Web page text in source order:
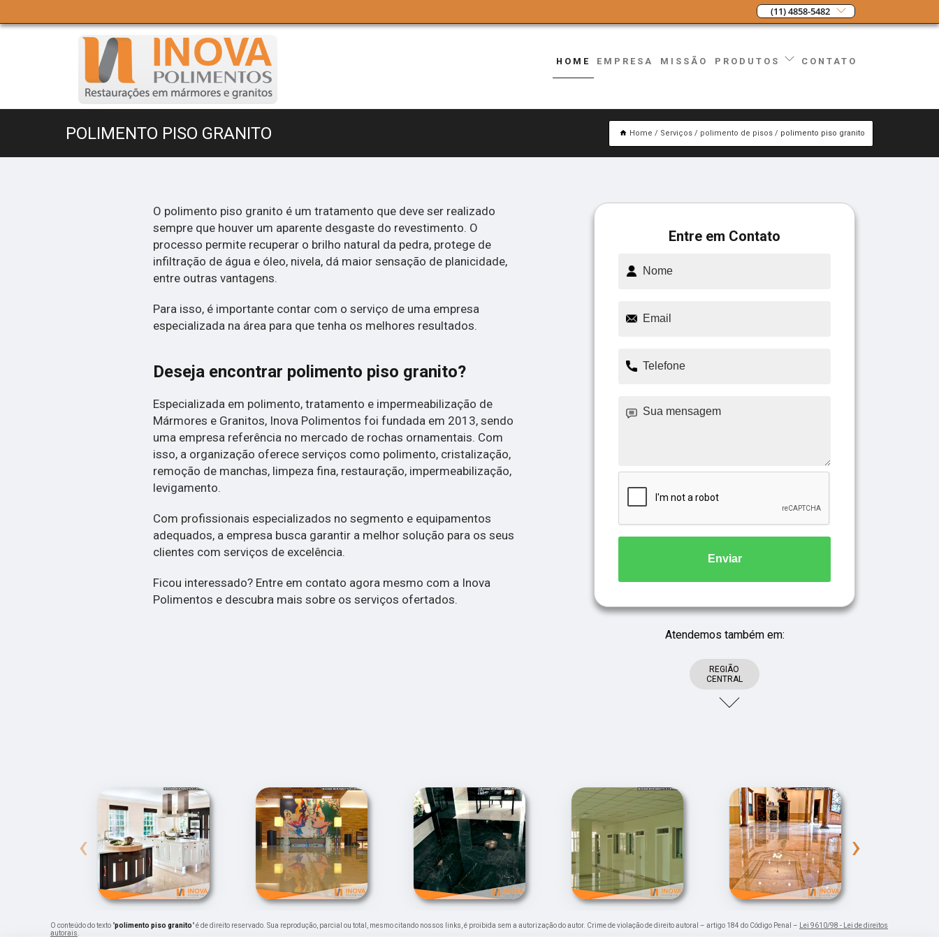
(11) 4858-5482
HOME EMPRESA MISSÃO PRODUTOS CONTATO
POLIMENTO PISO GRANITO Home Serviços polimento de pisos polimento piso granito
O polimento piso granito é um tratamento que deve ser realizado
sempre que houver um aparente desgaste do revestimento. O
processo permite recuperar o brilho natural da pedra, protege de
infiltração de água e óleo, nivela, dá maior sensação de planicidade,
entre outras vantagens.
Para isso, é importante contar com o serviço de uma empresa
especializada na área para que tenha os melhores resultados.
Deseja encontrar polimento piso granito?
Especializada em polimento, tratamento e impermeabilização de
Mármores e Granitos, Inova Polimentos foi fundada em 2013, sendo
uma empresa referência no mercado de rochas ornamentais. Com
isso, a organização oferece serviços como polimento, cristalização,
remoção de manchas, limpeza fina, restauração, impermeabilização,
levigamento.
Com profissionais especializados no segmento e equipamentos
adequados, a empresa busca garantir a melhor solução para os seus
clientes com serviços de excelência.
Ficou interessado? Entre em contato agora mesmo com a Inova
Polimentos e descubra mais sobre os serviços ofertados.
Entre em Contato
Enviar
Atendemos também em:
REGIÃO
CENTRAL
‹ ›
O conteúdo do texto "polimento piso granito" é de direito reservado. Sua reprodução, parcial ou total, mesmo citando nossos links, é proibida sem a autorização do autor. Crime de violação de direito autoral – artigo 184 do Código Penal –
Lei 9610/98 - Lei de direitos
autorais